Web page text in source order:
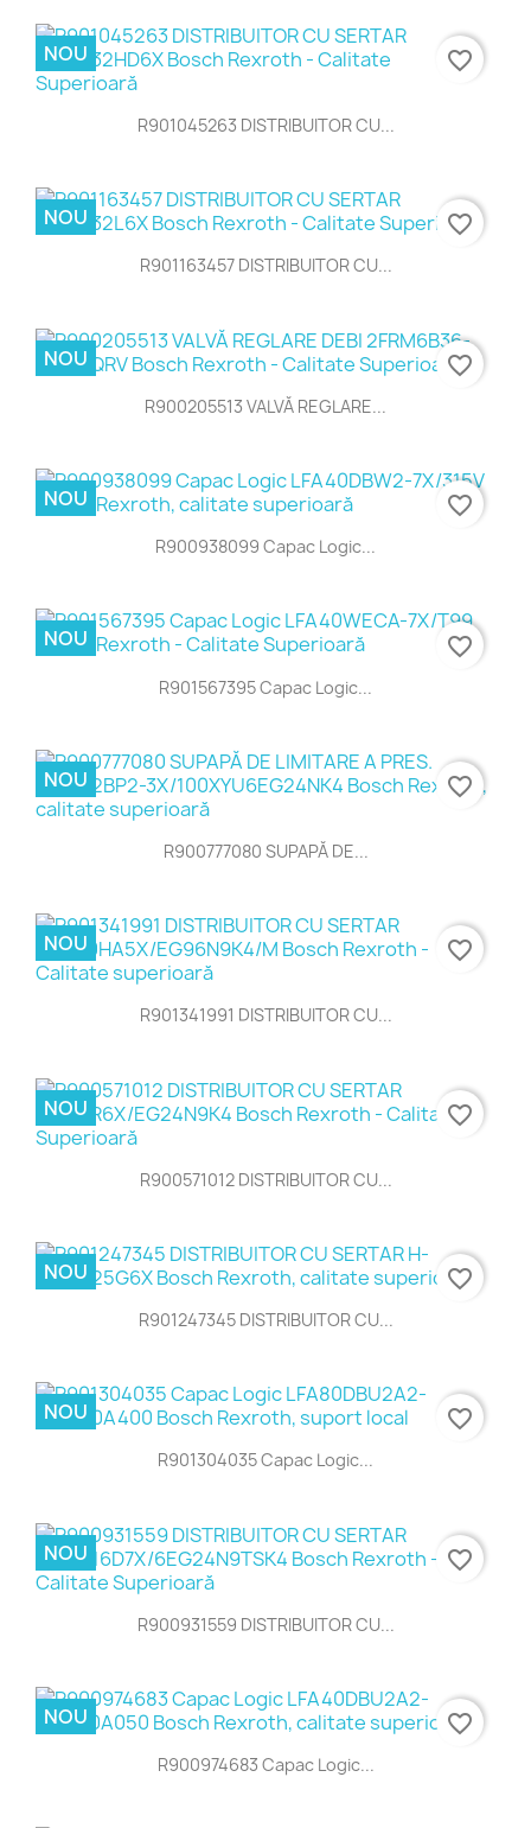
R901045263 DISTRIBUITOR CU...
NOU favorite_border
R901163457 DISTRIBUITOR CU...
NOU favorite_border
R900205513 VALVĂ REGLARE...
NOU favorite_border
R900938099 Capac Logic...
NOU favorite_border
R901567395 Capac Logic...
NOU favorite_border
R900777080 SUPAPĂ DE...
NOU favorite_border
R901341991 DISTRIBUITOR CU...
NOU favorite_border
R900571012 DISTRIBUITOR CU...
NOU favorite_border
R901247345 DISTRIBUITOR CU...
NOU favorite_border
R901304035 Capac Logic...
NOU favorite_border
R900931559 DISTRIBUITOR CU...
NOU favorite_border
R900974683 Capac Logic...
NOU favorite_border